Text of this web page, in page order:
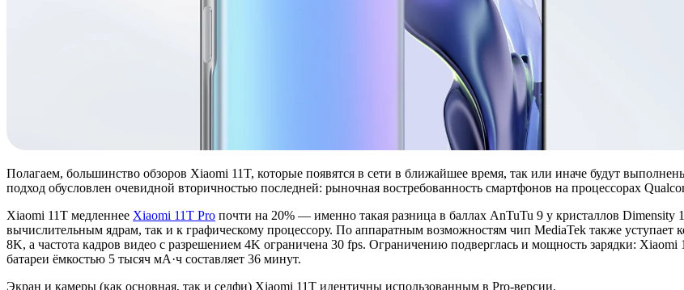
Полагаем, большинство обзоров Xiaomi 11T, которые появятся в сети в ближайшее время, так или иначе будут
подход обусловлен очевидной вторичностью последней: рыночная востребованность смартфонов на процессорах
Xiaomi 11T медленнее Xiaomi 11T Pro почти на 20% — именно такая разница в баллах AnTuTu 9 у кристаллов Dimensity
вычислительным ядрам, так и к графическому процессору. По аппаратным возможностям чип MediaTek также уступает
8K, а частота кадров видео с разрешением 4K ограничена 30 fps. Ограничению подверглась и мощность зарядки: Xiaomi
батареи ёмкостью 5 тысяч мА·ч составляет 36 минут.
Экран и камеры (как основная, так и селфи) Xiaomi 11T идентичны использованным в Pro-версии.